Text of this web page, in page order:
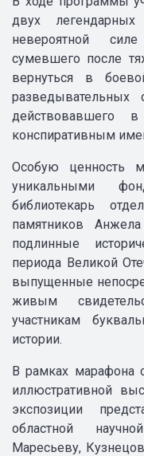
двух
невероятной
сумевшего после
вернуться в
разведывательных
действовавшего
конспиративным
Особую ценность
уникальными
библиотекарь
памятников
подлинные
периода Великой
выпущенные
живым
участникам
истории.
В рамках марафона
иллюстративной
экспозиции
областной
Маресьеву,